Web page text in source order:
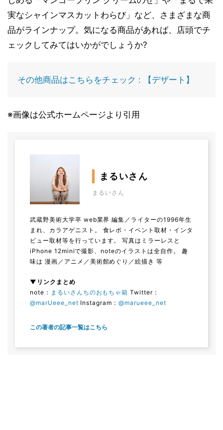
実なシャインマスカットわらび」など、さまざまな商
品がラインナップ。気になる商品があれば、店頭でチ
ェックしてみてはいかがでしょうか?
その他商品はこちらをチェック : 【デザート】
※画像は公式ホームページより引用
まるいさん
まるいさん
武蔵野美術大学卒 web業界 編集／ライターの1996年生
まれ、カラアゲニスト。 食レポ・イベント取材・インタ
ビュー取材等を行っています。 写真はミラーレスと
iPhone 12miniで撮影、noteのイラストは全自作。 趣
味は 漫画／アニメ／美術館めぐり／絵描き 等
▼リンクまとめ
note： まるいさんちのおもちゃ箱 Twitter：
@marUeee_net Instagram：@marueee_net
この著者の記事一覧はこちら